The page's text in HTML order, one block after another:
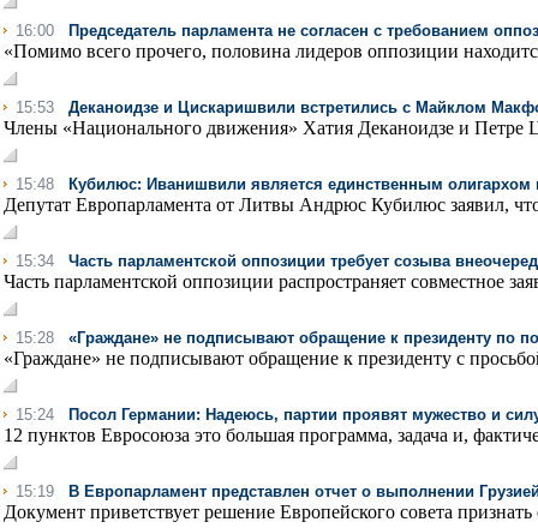
16:00 Председатель парламента не согласен с требованием
«Помимо всего прочего, половина лидеров оппозиции
15:53 Деканоидзе и Цискаришвили встретились с Майклом
Члены «Национального движения» Хатия Деканоидзе и Петре
15:48 Кубилюс: Иванишвили является единственным олигархом
Депутат Европарламента от Литвы Андрюс Кубилюс заявил,
15:34 Часть парламентской оппозиции требует созыва
Часть парламентской оппозиции распространяет совместное
15:28 «Граждане» не подписывают обращение к президенту по
«Граждане» не подписывают обращение к президенту с
15:24 Посол Германии: Надеюсь, партии проявят мужество и
12 пунктов Евросоюза это большая программа, задача и,
15:19 В Европарламент представлен отчет о выполнении
Документ приветствует решение Европейского совета